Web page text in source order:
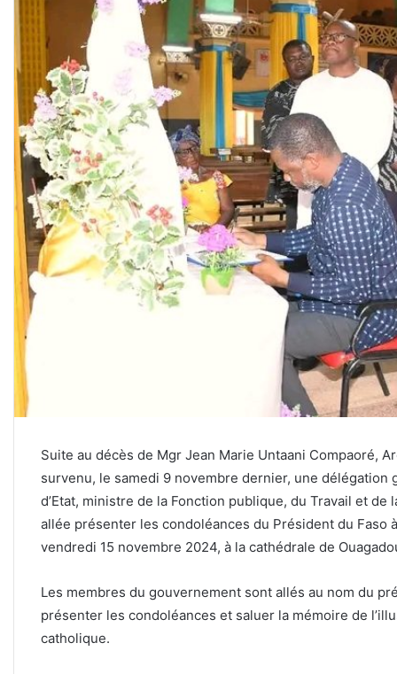
Suite au décès de Mgr Jean Marie Untaani Compaoré,
survenu, le samedi 9 novembre dernier, une
d’Etat, ministre de la Fonction publique, du Travail et
allée présenter les condoléances du Président du Faso
vendredi 15 novembre 2024, à la cathédrale de
Les membres du gouvernement sont allés au nom du
présenter les condoléances et saluer la mémoire de
catholique.